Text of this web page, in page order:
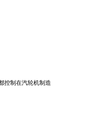
控制在汽轮机制造